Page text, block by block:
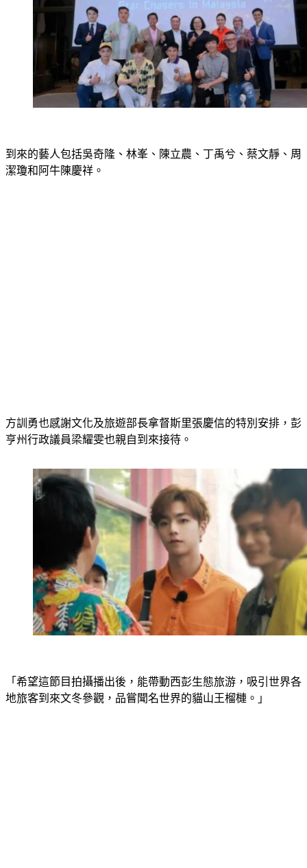
到來的藝人包括吳奇隆、林峯、陳立農、丁禹兮、蔡文靜、周
方訓勇也感謝文化及旅遊部長拿督斯里張慶信的特別安排，彭
「希望這節目拍攝播出後，能帶動西彭生態旅游，吸引世界各